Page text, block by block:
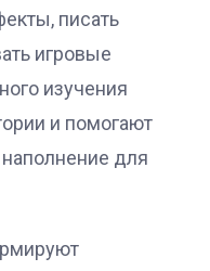
писать
игровые
изучения
и помогают
для